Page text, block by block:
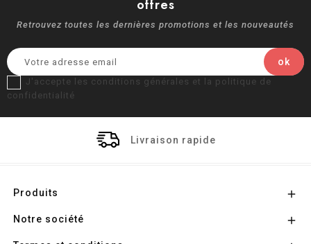
offres
Retrouvez toutes les dernières promotions et les nouveautés
J'accepte les conditions générales et la politique de
confidentialité
Livraison rapide
Produits 
Notre société 